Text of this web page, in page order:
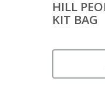
HILL
KIT BAG